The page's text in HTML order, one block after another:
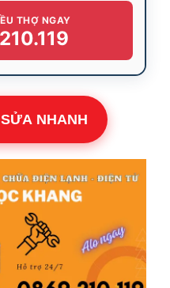
THỢ NGAY
NHANH